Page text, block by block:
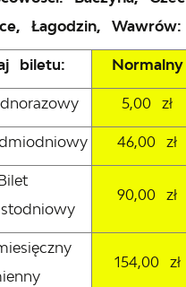
Łagodzin, Wawrów:
biletu: Normalny
5,00 zł
46,00 zł
90,00 zł
154,00 zł